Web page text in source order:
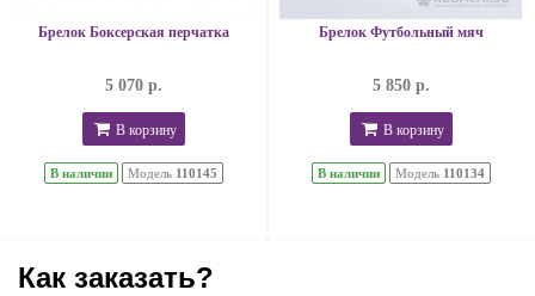
Брелок Боксерская перчатка
5 070 р.
В корзину
В наличии Модель 110145
Брелок Футбольный мяч
5 850 р.
В корзину
В наличии Модель 110134
Как заказать?